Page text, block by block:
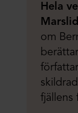
Hela
om
fjällens